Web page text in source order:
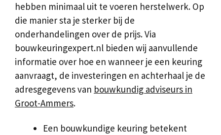
hebben minimaal uit te voeren herstelwerk. Op
die manier sta je sterker bij de
onderhandelingen over de prijs. Via
bouwkeuringexpert.nl bieden wij aanvullende
informatie over hoe en wanneer je een keuring
aanvraagt, de investeringen en achterhaal je de
adresgegevens van bouwkundig adviseurs in
Groot-Ammers.
Een bouwkundige keuring betekent